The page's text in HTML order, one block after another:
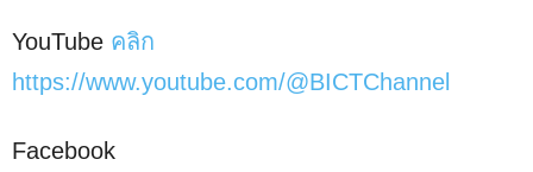
YouTube คลิก
https://www.youtube.com/@BICTChannel
Facebook